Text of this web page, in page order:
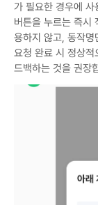
가 필요한 경우에 사
버튼을 누르는 즉시
용하지 않고, 동작명
요청 완료 시 정상적
드백하는 것을 권장